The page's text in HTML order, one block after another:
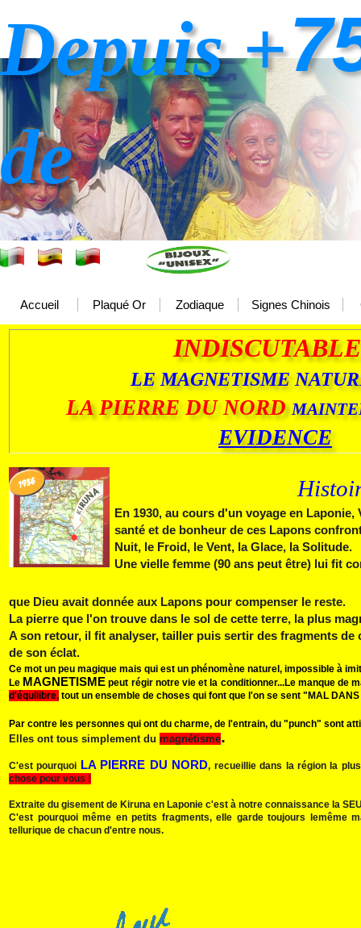
Accueil Plaqué Or Zodiaque Signes Chinois
Depuis +
de
LE MAGNETISME
LA PIERRE DU NORD
EVIDENCE
En 1930, au cours d'un voyage en
santé et de bonheur de ces Lapons
Nuit, le Froid, le Vent, la Glace, la Sol
Une vielle femme (90 ans peut être) lui fit
que Dieu avait donnée aux Lapons pour compenser le reste.
La pierre que l'on trouve dans le sol de cette terre, la plus
A son retour, il fit analyser, tailler puis sertir des fragments
de son éclat.
Ce mot un peu magique mais qui est un phénomène naturel, impossible à
Le MAGNETISME peut régir notre vie et la conditionner...Le manque de
d'équilibre, tout un ensemble de choses qui font que l'on se sent "MAL
Par contre les personnes qui ont du charme, de l'entrain, du "punch" sont
Elles ont tous simplement du magnétisme.
C'est pourquoi LA PIERRE DU NORD, recueillie dans la région la
chose pour vous !
Extraite du gisement de Kiruna en Laponie c'est à notre connaissance la
C'est pourquoi même en petits fragments, elle garde toujours lemême
tellurique de chacun d'entre nous.